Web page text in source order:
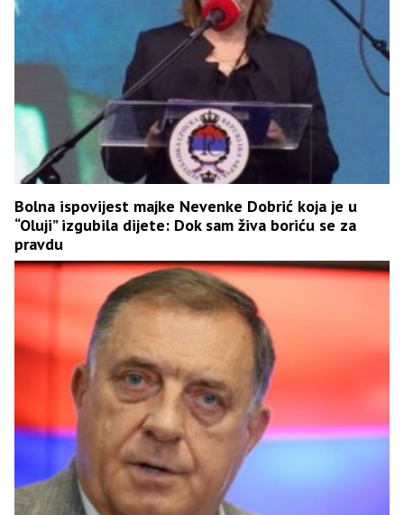
Bolna ispovijest majke Nevenke Dobrić koja je u
“Oluji” izgubila dijete: Dok sam živa boriću se za
pravdu